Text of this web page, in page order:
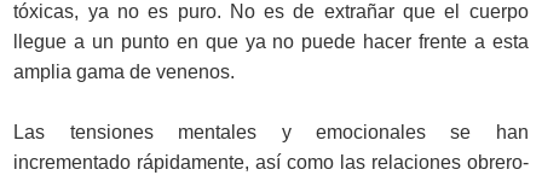
tóxicas, ya no es puro. No es de extrañar que el cuerpo
llegue a un punto en que ya no puede hacer frente a esta
amplia gama de venenos.
Las tensiones mentales y emocionales se han
incrementado rápidamente, así como las relaciones obrero-